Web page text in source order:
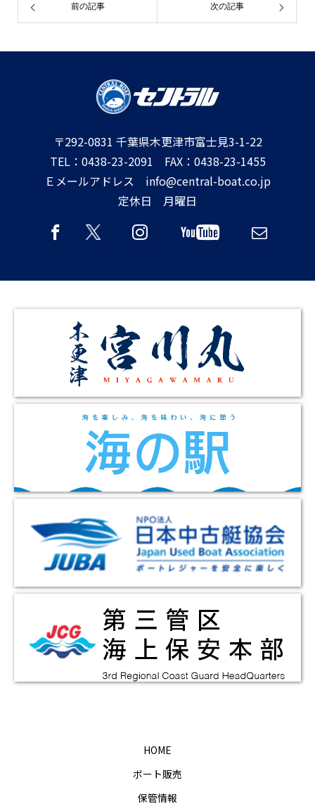
前の記事 次の記事
〒292-0831 千葉県木更津市富士見3-1-22
TEL：0438-23-2091 FAX：0438-23-1455
Ｅメールアドレス info@central-boat.co.jp
定休日 月曜日
HOME
ボート販売
保管情報